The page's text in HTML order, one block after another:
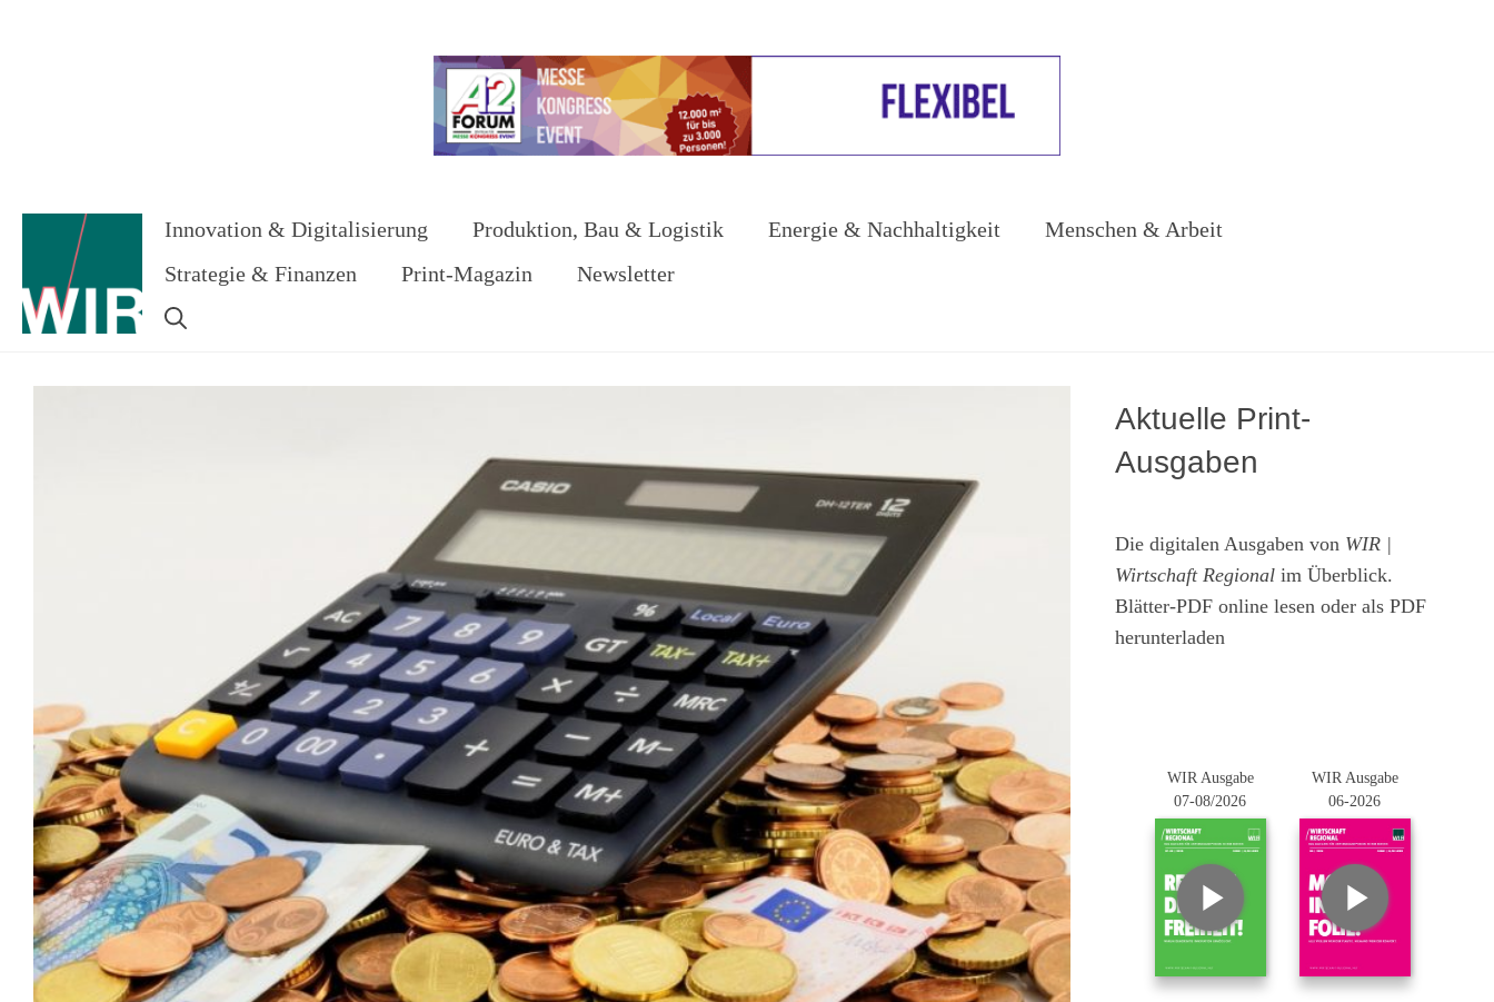
Innovation & Digitalisierung Produktion, Bau & Logistik Energie & Nachhaltigkeit
Menschen & Arbeit
Strategie & Finanzen
Print-Magazin Newsletter
Aktuelle Print-
Ausgaben
Die digitalen Ausgaben von WIR |
Wirtschaft Regional im Überblick.
Blätter-PDF online lesen oder als PDF
herunterladen
WIR Ausgabe
07-08/2026
WIR Ausgabe
06-2026